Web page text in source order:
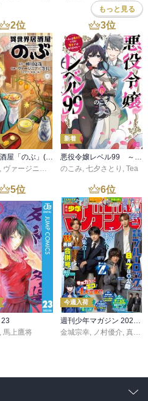
もっと見る
2位
ヴァージニア二等兵 ,転
3位
新着
のこみ 七夕さとり Tea
5位
, 馬上鷹将
6位
今週入荷
週刊少年マガジン 2026年36・37号[2026年8月5日発売]
金城宗幸, ノ村優介, 真島ヒロ